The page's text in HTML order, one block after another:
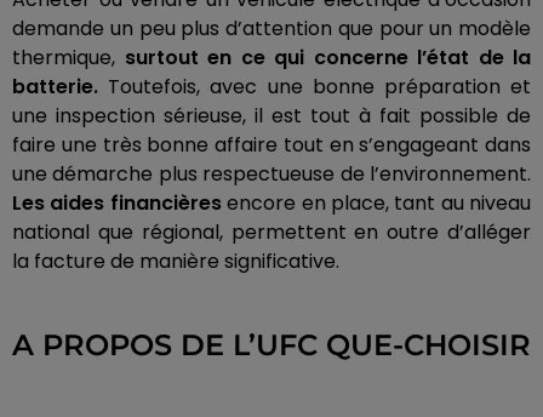
demande un peu plus d’attention que pour un modèle
thermique, surtout en ce qui concerne l’état de la
batterie. Toutefois, avec une bonne préparation et
une inspection sérieuse, il est tout à fait possible de
faire une très bonne affaire tout en s’engageant dans
une démarche plus respectueuse de l’environnement.
Les aides financièresencore en place, tant au niveau
national que régional, permettent en outre d’alléger
la facture de manière significative.
A PROPOS DE L’UFC QUE-CHOISIR